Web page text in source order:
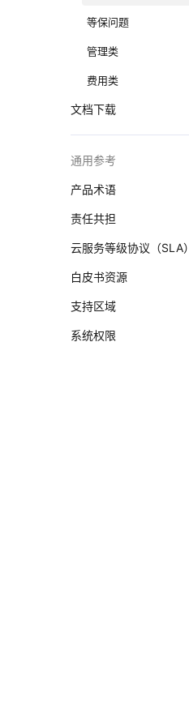
等保问题
管理类
费用类
文档下载
通用参考
产品术语
责任共担
云服务等级协议（SLA）
白皮书资源
支持区域
系统权限